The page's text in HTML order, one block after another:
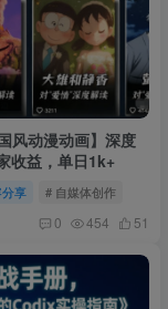
风动漫动画】深度
收益，单日1k+
享 # 自媒体创作
0 454 51